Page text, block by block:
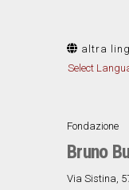
altra
Select
Fondazione
Bruno
Via Sistina,